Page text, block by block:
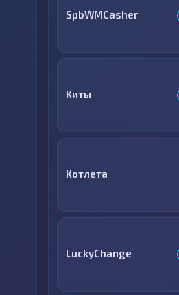
SpbWMCasher
Киты
Котлета
LuckyChange